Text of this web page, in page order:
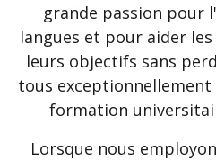
grande passion pour
langues et pour aider
leurs objectifs sans
tous
formation
Lorsque nous